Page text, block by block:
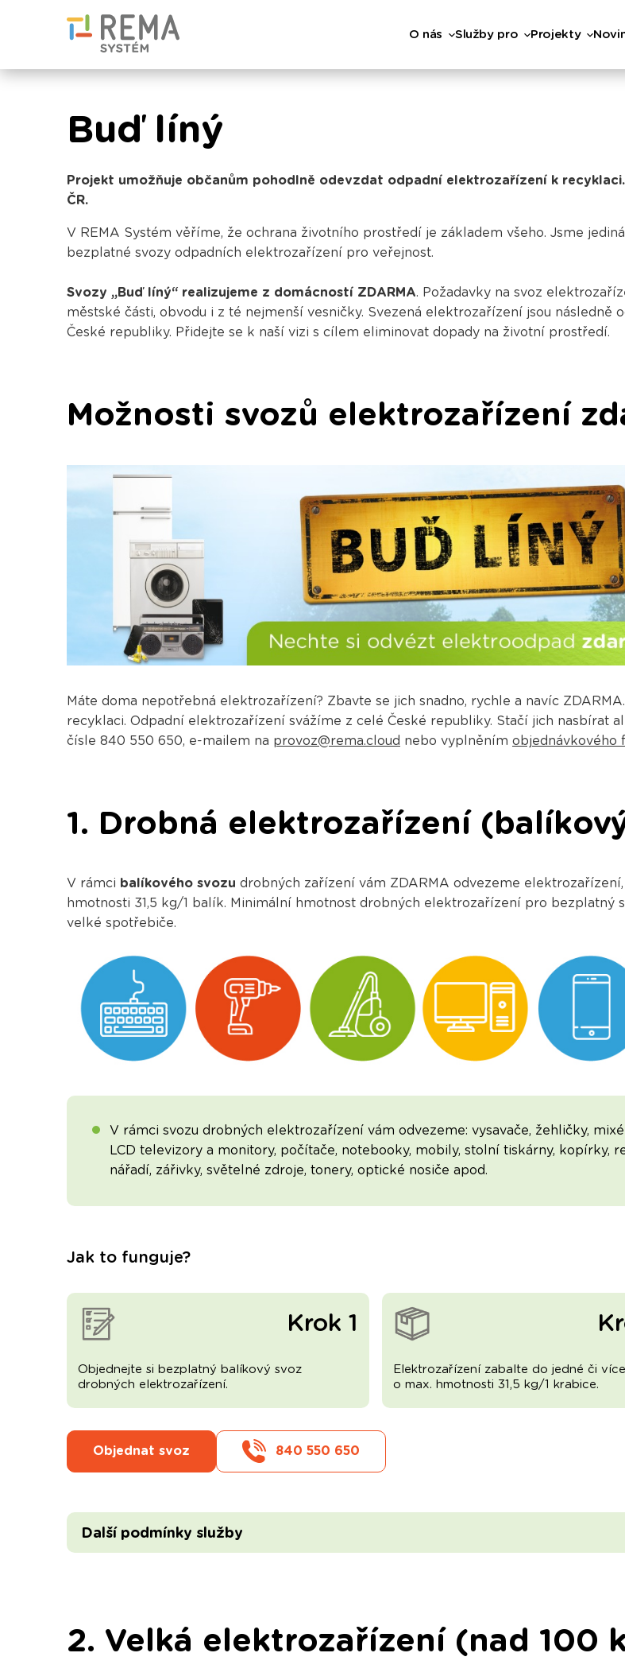
O nás Služby pro Projekty
Buď líný
Projekt umožňuje občanům pohodlně odevzdat odpadní elektrozařízení k
ČR.
V REMA Systém věříme, že ochrana životního prostředí je základem všeho. Jsme
bezplatné svozy odpadních elektrozařízení pro veřejnost.
Svozy „Buď líný“ realizujeme z domácností ZDARMA. Požadavky na svoz
městské části, obvodu i z té nejmenší vesničky. Svezená elektrozařízení jsou
České republiky. Přidejte se k naší vizi s cílem eliminovat dopady na životní prostředí.
Možnosti svozů elektrozařízení
Máte doma nepotřebná elektrozařízení? Zbavte se jich snadno, rychle a navíc
recyklaci. Odpadní elektrozařízení svážíme z celé České republiky. Stačí jich nasbírat
čísle 840 550 650, e-mailem na provoz@rema.cloud nebo vyplněním objednávkového
1. Drobná elektrozařízení
V rámci balíkového svozu drobných zařízení vám ZDARMA odvezeme
hmotnosti 31,5 kg/1 balík. Minimální hmotnost drobných elektrozařízení pro bezplatný
velké spotřebiče.
V rámci svozu drobných elektrozařízení vám odvezeme: vysavače, žehličky,
LCD televizory a monitory, počítače, notebooky, mobily, stolní tiskárny, kopírky,
nářadí, zářivky, světelné zdroje, tonery, optické nosiče apod.
Jak to funguje?
Krok 1
Objednejte si bezplatný balíkový svoz
drobných elektrozařízení.
Elektrozařízení zabalte do jedné či
o max. hmotnosti 31,5 kg/1 krabice.
Objednat svoz 840 550 650
Další podmínky služby
2. Velká elektrozařízení (nad 100